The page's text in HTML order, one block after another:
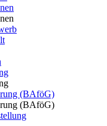
(BAföG)
(BAföG)